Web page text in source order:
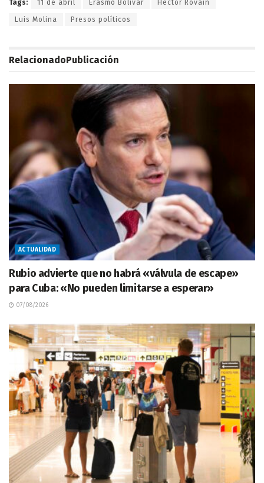
Tags: 11 de abril Erasmo Bolívar Héctor Rovaín
Luis Molina Presos políticos
RelacionadoPublicación
ACTUALIDAD
Rubio advierte que no habrá «válvula de escape»
para Cuba: «No pueden limitarse a esperar»
07/08/2026